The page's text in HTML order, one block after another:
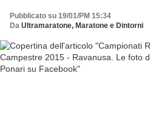
Pubblicato su 19/01/PM 15:34
Da Ultramaratone, Maratone e Dintorni